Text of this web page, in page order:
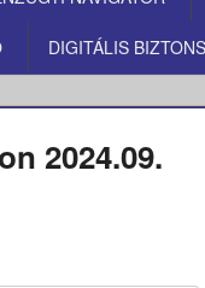
DIGITÁLIS
2024.09.